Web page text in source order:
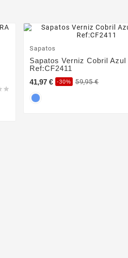

Sapatos
Sapatos Verniz Cobril Azul
Ref:CF2411
41,97 € -30% 59,95 €